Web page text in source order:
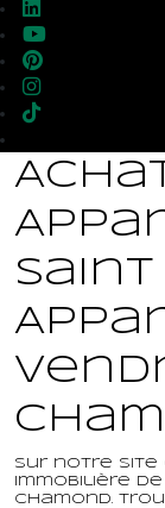
Saint
Sur notre
immobilière
Chamond.